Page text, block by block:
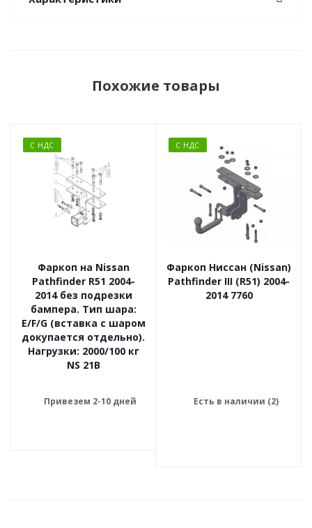
Похожие товары
С НДС
Фаркоп на Nissan
Pathfinder R51 2004-
2014 без подрезки
бампера. Тип шара:
E/F/G (вставка с шаром
докупается отдельно).
Нагрузки: 2000/100 кг
NS 21B
Привезем 2-10 дней
С НДС
Фаркоп Ниссан (Nissan)
Pathfinder III (R51) 2004-
2014 7760
Есть в наличии (2)